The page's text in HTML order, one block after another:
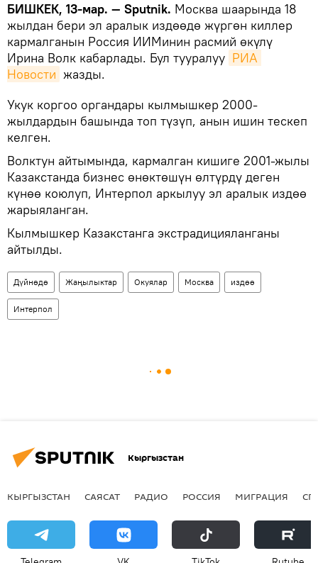
БИШКЕК, 13-мар. — Sputnik. Москва шаарында 18
жылдан бери эл аралык издөөдө жүргөн киллер
кармалганын Россия ИИМинин расмий өкүлү
Ирина Волк кабарлады. Бул тууралуу РИА
Новости жазды.
Укук коргоо органдары кылмышкер 2000-
жылдардын башында топ түзүп, анын ишин тескеп
келген.
Волктун айтымында, кармалган кишиге 2001-жылы
Казакстанда бизнес өнөктөшүн өлтүрдү деген
күнөө коюлуп, Интерпол аркылуу эл аралык издөө
жарыяланган.
Кылмышкер Казакстанга экстрадицияланганы
айтылды.
Дүйнөдө Жаңылыктар Окуялар Москва издөө
Интерпол
Кыргызстан
КЫРГЫЗСТАН САЯСАТ РАДИО РОССИЯ МИГРАЦИЯ